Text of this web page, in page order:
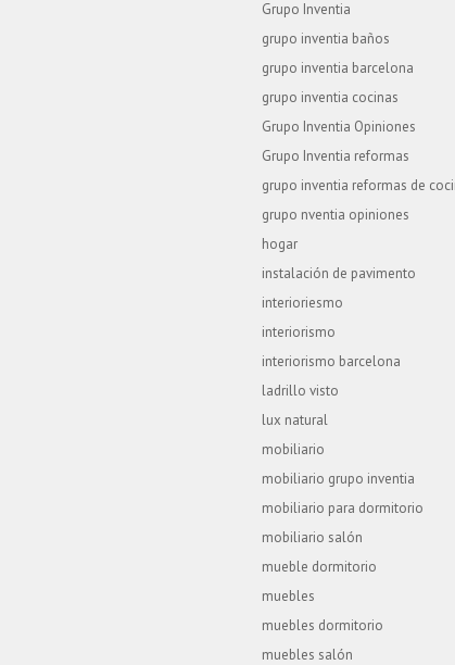
Grupo Inventia
grupo inventia baños
grupo inventia barcelona
grupo inventia cocinas
Grupo Inventia Opiniones
Grupo Inventia reformas
grupo inventia reformas de
grupo nventia opiniones
hogar
instalación de pavimento
interioriesmo
interiorismo
interiorismo barcelona
ladrillo visto
lux natural
mobiliario
mobiliario grupo inventia
mobiliario para dormitorio
mobiliario salón
mueble dormitorio
muebles
muebles dormitorio
muebles salón